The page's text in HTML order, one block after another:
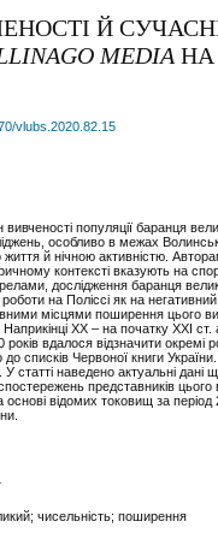
Й
MEDIA НА
vlubs.2020.82.15
вивченості популяції баранця
особливо в межах
й нічною активністю.
контексті вказують на
дослідження баранця
на Поліссі як на
місцями поширення цього
ХХ – на початку ХХІ
років вдалося відзначити
списків Червоної книги
У статті наведено актуальні
представників
основі відомих токовищ за
чисельність; поширення